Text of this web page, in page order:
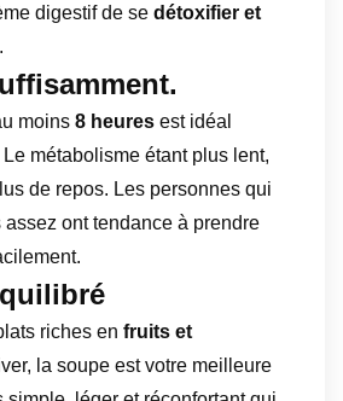
digestif de se détoxifier et
.
moins 8 heures est idéal
Le métabolisme étant plus lent,
de repos. Les personnes qui
assez ont tendance à prendre
riches en fruits et
la soupe est votre meilleure